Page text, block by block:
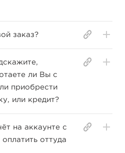
заказ?
ли Вы с
приобрести
или кредит?
на аккаунте с
оттуда